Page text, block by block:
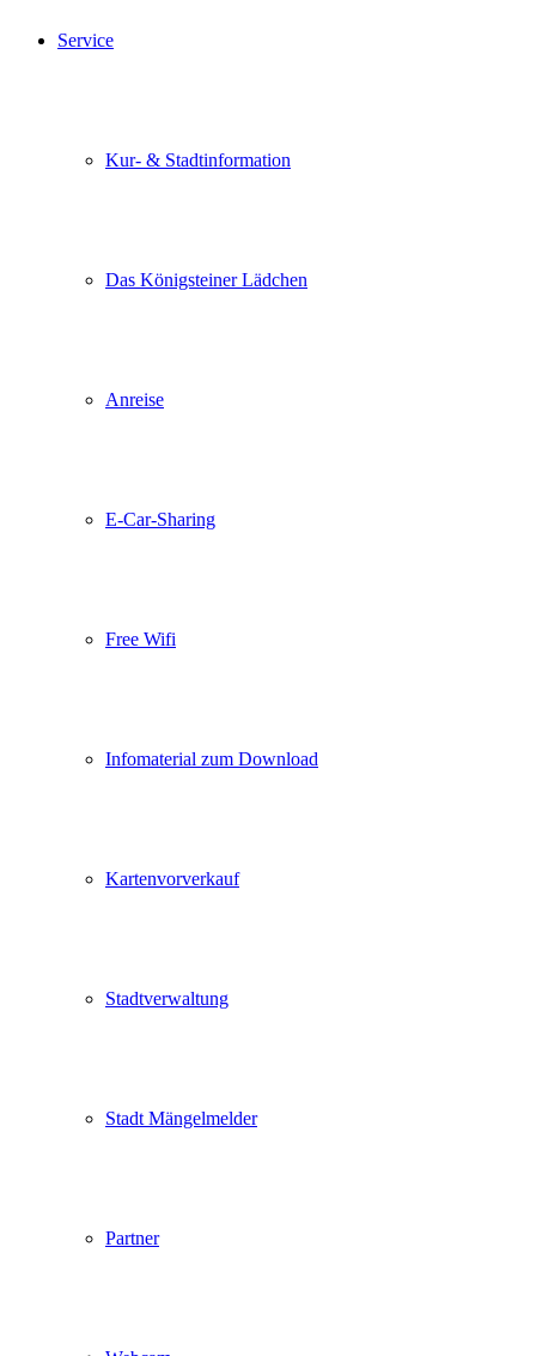
Service
Kur- & Stadtinformation
Das Königsteiner Lädchen
Anreise
E-Car-Sharing
Free Wifi
Infomaterial zum Download
Kartenvorverkauf
Stadtverwaltung
Stadt Mängelmelder
Partner